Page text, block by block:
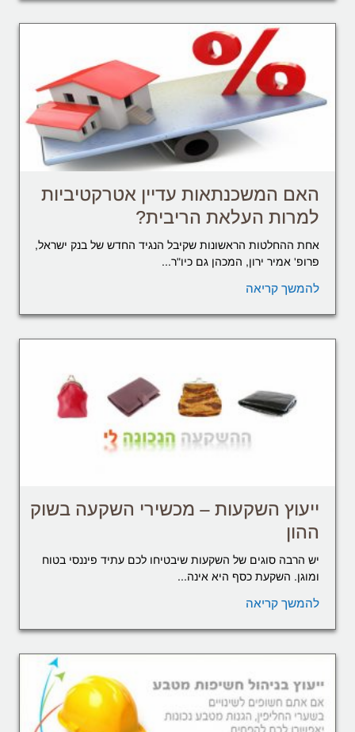
האם המשכנתאות עדיין אטרקטיביות
למרות העלאת הריבית?
אחת ההחלטות הראשונות שקיבל הנגיד החדש של בנק ישראל,
פרופ' אמיר ירון, המכהן גם כיו"ר...
להמשך קריאה
ייעוץ השקעות – מכשירי השקעה בשוק
ההון
יש הרבה סוגים של השקעות שיבטיחו לכם עתיד פיננסי בטוח
ומוגן. השקעת כסף היא אינה...
להמשך קריאה